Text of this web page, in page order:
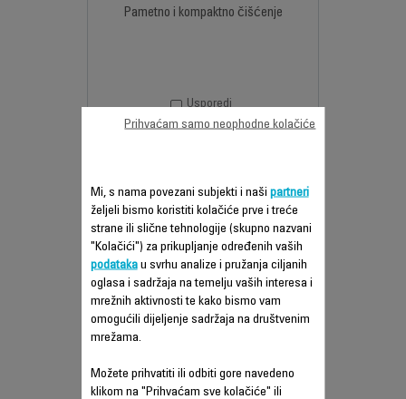
Pametno i kompaktno čišćenje
Usporedi
G- FORCE CYCLONIC MAX
RO7B11EA
Mi, s nama povezani subjekti i naši partneri
željeli bismo koristiti kolačiće prve i treće
strane ili slične tehnologije (skupno nazvani
"Kolačići") za prikupljanje određenih vaših
podatakau svrhu analize i pružanja ciljanih
oglasa i sadržaja na temelju vaših interesa i
mrežnih aktivnosti te kako bismo vam
omogućili dijeljenje sadržaja na društvenim
mrežama.
Možete prihvatiti ili odbiti gore navedeno
klikom na "Prihvaćam sve kolačiće" ili
Prihvaćam samo neophodne kolačiće